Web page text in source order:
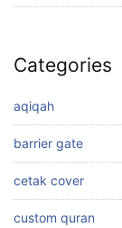
Categories
aqiqah
barrier gate
cetak cover
custom quran